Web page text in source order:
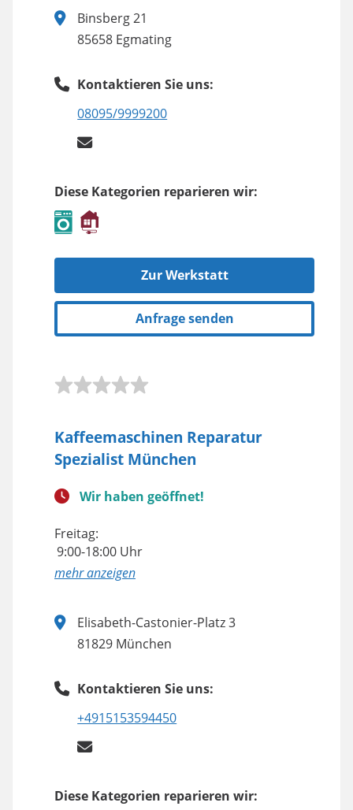
Binsberg 21
85658 Egmating
Kontaktieren Sie uns:
08095/9999200
Diese Kategorien reparieren wir:
Zur Werkstatt
Anfrage senden
Kaffeemaschinen Reparatur
Spezialist München
Wir haben geöffnet!
Freitag:
9:00-18:00 Uhr
anzeigen
Elisabeth-Castonier-Platz 3
81829 München
Kontaktieren Sie uns:
+4915153594450
Diese Kategorien reparieren wir: